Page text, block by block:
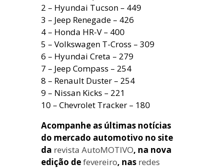
2 – Hyundai Tucson – 449
3 – Jeep Renegade – 426
4 – Honda HR-V – 400
5 – Volkswagen T-Cross – 309
6 – Hyundai Creta – 279
7 – Jeep Compass – 254
8 – Renault Duster – 254
9 – Nissan Kicks – 221
10 – Chevrolet Tracker – 180
Acompanhe as últimas notícias
do mercado automotivo no site
da revista AutoMOTIVO, na nova
edição defevereiro, nas redes